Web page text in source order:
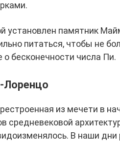
установлен памятник
питаться, чтобы не
бесконечности числа Пи.
Лоренцо
из мечети в
средневековой
В наши